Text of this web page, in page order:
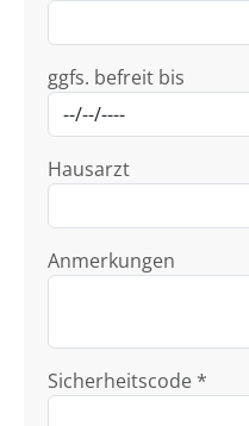
ggfs. befreit bis
Hausarzt
Anmerkungen
Sicherheitscode *